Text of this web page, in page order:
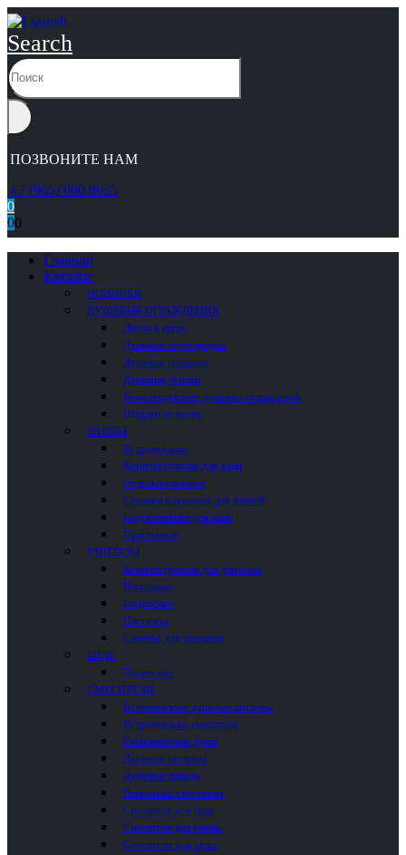
Search
ПОЗВОНИТЕ НАМ
+7 (965) 000 9055
0
00
Главная
Каталог
НОВИНКИ
ДУШЕВЫЕ ОГРАЖДЕНИЯ
Двери в нишу
Душевые перегородки
Душевые поддоны
Душевые уголки
Комплектующие душевых ограждений
Шторки на ванну
ВАННЫ
Встраиваемые
Комплектующие для ванн
Отдельностоящие
Столики и полочки для ванной
Подголовники для ванн
Пристенные
УНИТАЗЫ
Комплектующие для унитазов
Напольные
Подвесные
Писсуары
Сиденья для унитазов
БИДЕ
Подвесные
СМЕСИТЕЛИ
Встраиваемые душевые системы
Встраиваемые смесители
Гигиенические души
Душевые системы
Душевые панели
Напольные смесители
Смесители для биде
Смесители для ванны
Смесители для душа